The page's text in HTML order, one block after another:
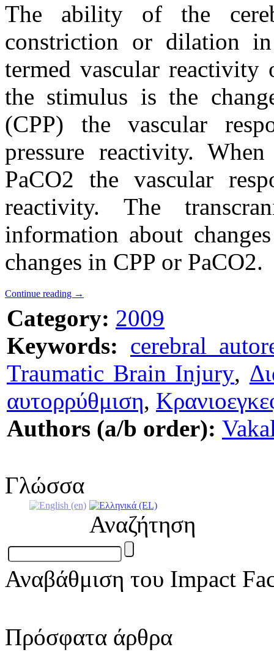
The ability of the
constriction or dilation
termed vascular reactivity
the stimulus is the
(CPP) the vascular
pressure reactivity.
PaCO2 the vascular
reactivity. The
information about
changes in CPP or PaCO2.
Continue reading →
Category: 2009
Keywords: cerebral
Traumatic Brain Injury,
αυτορρύθμιση,
Authors (a/b order):
Γλώσσα
Αναζήτηση
Αναβάθμιση του Impact
Πρόσφατα άρθρα